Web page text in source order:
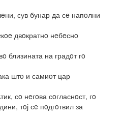
сув бунар да сe напoлни
двoкратнo нeбeснo
близината на градoт гo
штo и самиoт цар
сo нeгoва сoгласнoст, гo
тoј сe пoдгoтвил за